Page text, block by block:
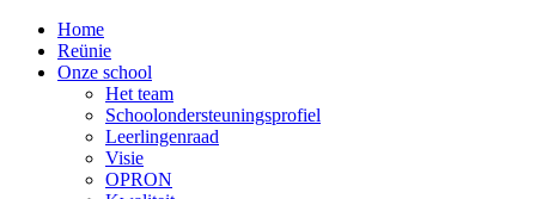
Home
Reünie
Onze school
Het team
Schoolondersteuningsprofiel
Leerlingenraad
Visie
OPRON